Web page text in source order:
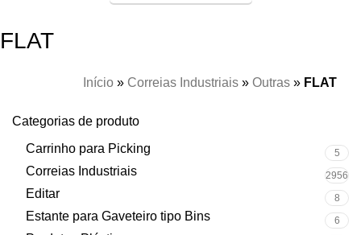
FLAT
Início » Correias Industriais »Outras » FLAT
Categorias de produto
Carrinho para Picking
5
Correias Industriais 2956
Editar 8
Estante para Gaveteiro tipo Bins 6